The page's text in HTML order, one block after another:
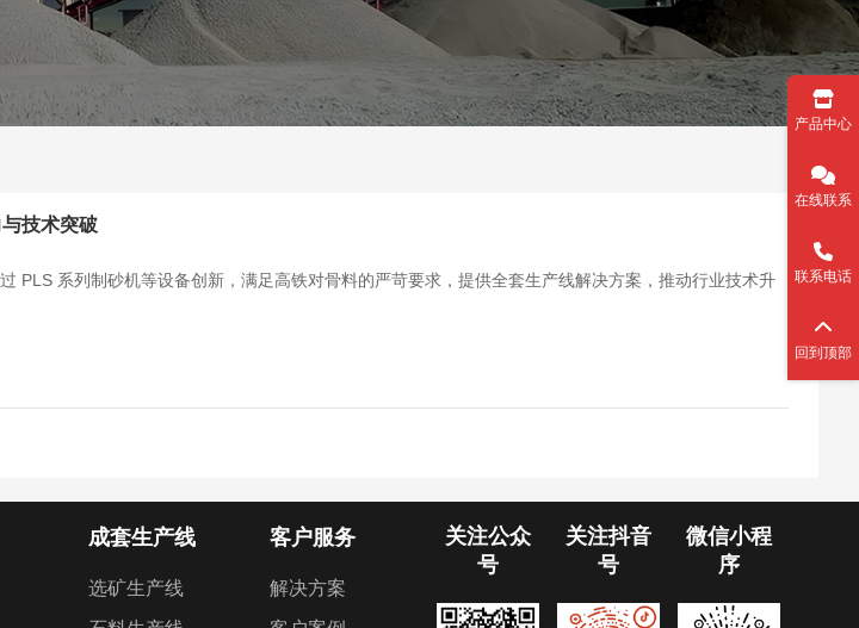
技术突破
PLS 系列制砂机等设备创新，满足高铁对骨料的严苛要求，提供全套生产线解决方案，推动行业技术升
成套生产线
选矿生产线
客户服务
解决方案
关注公众
号
关注抖音
号
微信小程
序
产品中心
在线联系
联系电话
回到顶部